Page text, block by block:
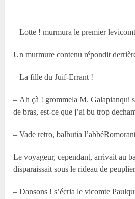
– Lotte ! murmura le premier
Un murmure contenu répondit
– La fille du Juif-Errant !
– Ah çà ! grommela M. Galapianqui
de bras, est-ce que j’ai bu trop
– Vade retro, balbutia
Le voyageur, cependant, arrivait au
disparaissait sous le rideau de
– Dansons ! s’écria le vicomte